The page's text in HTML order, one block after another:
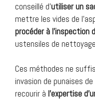
conseillé d’utiliser un
mettre les vides de
procéder à l’inspection
ustensiles de
Ces méthodes ne
invasion de punaises
recourir à l’expertise